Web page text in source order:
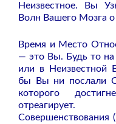
Неизвестное. Вы
Волн Вашего Мозга
Время и Место
— это Вы. Будь то
или в Неизвестной
бы Вы ни послали
которого
Совершенствования